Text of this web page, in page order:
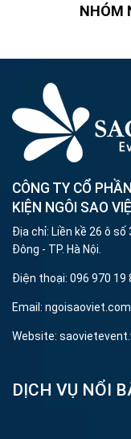
NHÓM
CÔNG TY CỔ
KIỆN NGÔI SAO
Địa chỉ: Liền kề 26 ô số
Đông - TP. Hà Nội.
Điện thoại: 096 970 19
Email:
Website:
DỊCH VỤ NỔI